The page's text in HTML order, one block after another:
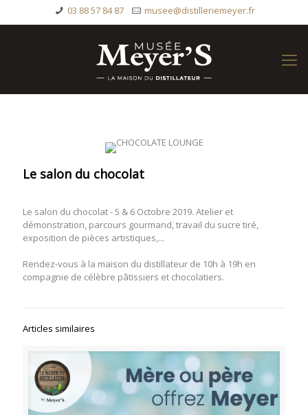
03 88 57 84 87 musee@distilleriemeyer.fr
Le salon du chocolat
Le salon du chocolat - 5 & 6 Octobre 2019. Atelier et
démonstration, parcours gourmand, travail du sucre tiré,
exposition de pièces artistiques,...
Rendez-vous à la maison du distillateur de 10h à 19h en
compagnie de célèbre pâtissiers et chocolatiers.
Articles similaires